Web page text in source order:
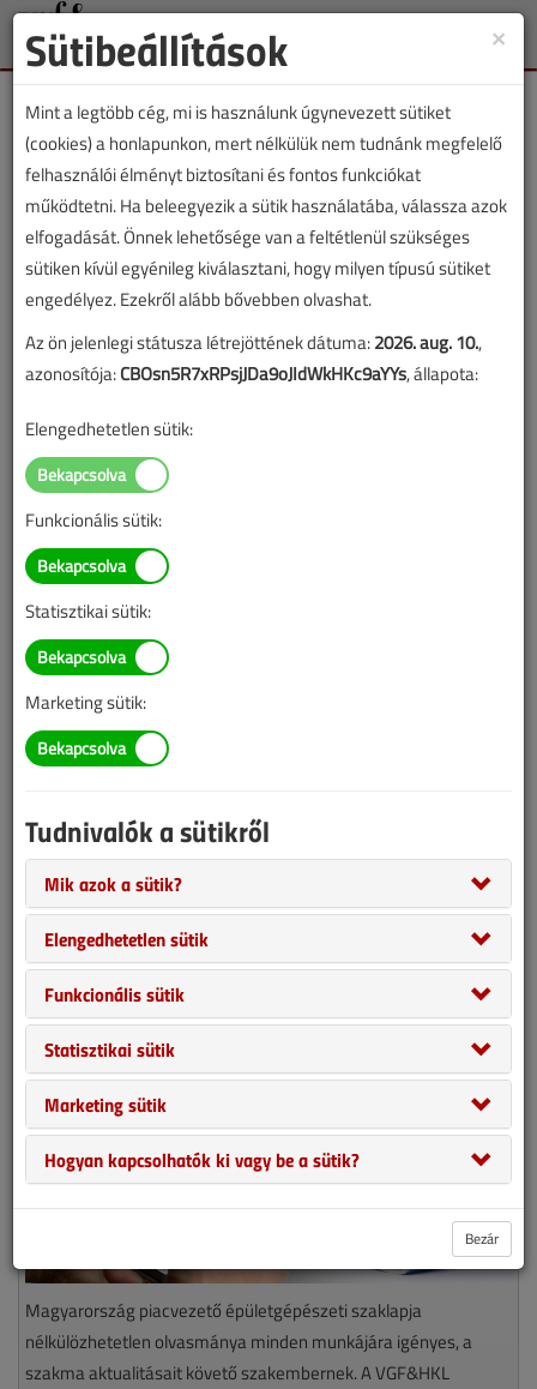
Toggle
VGF&HKL lapszámvásárlás
2023. július-augusztusi lapszám vásárlása
A lapszám megvásárlásával korlátlan hozzáférést kap a
lapszámot. A sikeres online elektronikus fizetést követően
azonnal aktiválódik a hozzáférés a lapszámhoz. A
hozzáférése nem évül el.
A rendeléshez kérjük, lépjen be!
Illetve, ha még nem tette meg, kérjük, regisztráljon!
Tudnivalók az online lapszámvásárlásról
Van más mód ahhoz, hogy hozzáférjek egy lapszámhoz?
A megvásárolt lapszámot megkapom nyomtatott
formában is?
Meddig érvényes a hozzáférés a megvásárolt
lapszámhoz?
VGF&HKL előfizetés
Magyarország piacvezető épületgépészeti szaklapja
nélkülözhetetlen olvasmánya minden munkájára igényes, a
szakma aktualitásait követő szakembernek. A VGF&HKL
×
Sütibeállítások
Mint a legtöbb cég, mi is használunk úgynevezett sütiket
(cookies) a honlapunkon, mert nélkülük nem tudnánk megfelelő
felhasználói élményt biztosítani és fontos funkciókat
működtetni. Ha beleegyezik a sütik használatába, válassza azok
elfogadását. Önnek lehetősége van a feltétlenül szükséges
sütiken kívül egyénileg kiválasztani, hogy milyen típusú sütiket
engedélyez. Ezekről alább bővebben olvashat.
Az ön jelenlegi státusza létrejöttének dátuma:2026. aug. 10.,
azonosítója:CBOsn5R7xRPsjJDa9oJIdWkHKc9aYYs, állapota:
Elengedhetetlen sütik:
Funkcionális sütik:
Statisztikai sütik:
Marketing sütik:
Tudnivalók a sütikről
Mik azok a sütik?
Elengedhetetlen sütik
Funkcionális sütik
Statisztikai sütik
Marketing sütik
Hogyan kapcsolhatók ki vagy be a sütik?
Bezár